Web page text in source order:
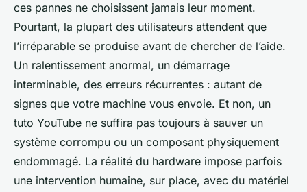
ces pannes ne choisissent jamais leur moment.
Pourtant, la plupart des utilisateurs attendent que
l’irréparable se produise avant de chercher de l’aide.
Un ralentissement anormal, un démarrage
interminable, des erreurs récurrentes : autant de
signes que votre machine vous envoie. Et non, un
tuto YouTube ne suffira pas toujours à sauver un
système corrompu ou un composant physiquement
endommagé. La réalité du hardware impose parfois
une intervention humaine, sur place, avec du matériel